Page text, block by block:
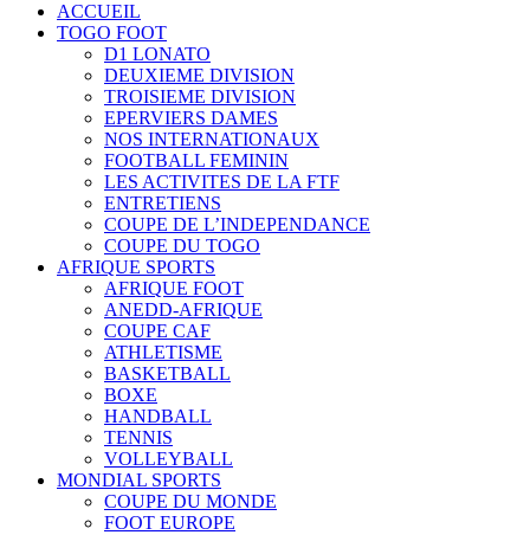
ACCUEIL
TOGO FOOT
D1 LONATO
DEUXIEME DIVISION
TROISIEME DIVISION
EPERVIERS DAMES
NOS INTERNATIONAUX
FOOTBALL FEMININ
LES ACTIVITES DE LA FTF
ENTRETIENS
COUPE DE L’INDEPENDANCE
COUPE DU TOGO
AFRIQUE SPORTS
AFRIQUE FOOT
ANEDD-AFRIQUE
COUPE CAF
ATHLETISME
BASKETBALL
BOXE
HANDBALL
TENNIS
VOLLEYBALL
MONDIAL SPORTS
COUPE DU MONDE
FOOT EUROPE